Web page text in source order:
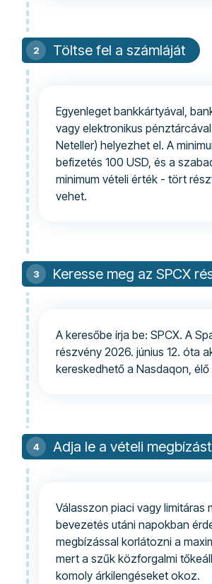
Töltse fel a számláját
Egyenleget bankkártyával,
vagy elektronikus pénztárcával
Neteller) helyezhet el. A
befizetés 100 USD, és a
minimum vételi érték - tört
vehet.
Keresse meg az SPCX
A keresőbe írja be: SPCX. A
részvény 2026. június 12. óta
kereskedhető a Nasdaqon,
Adja le a vételi megbízást
Válasszon piaci vagy limitáras
bevezetés utáni napokban
megbízással korlátozni a
mert a szűk közforgalmi
komoly árkilengéseket okoz.